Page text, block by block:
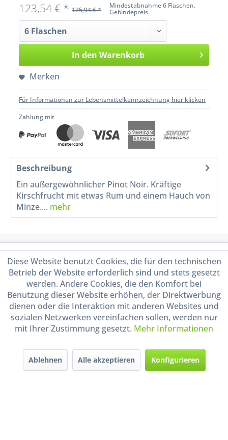
Mindestabnahme 6 Flaschen.
Gebindepreis
123,54 € * 125,94 € *
In den Warenkorb
Merken
Für Informationen zur Lebensmittelkennzeichnung hier klicken
Zahlung mit
Beschreibung
Ein außergewöhnlicher Pinot Noir. Kräftige
Kirschfrucht mit etwas Rum und einem Hauch von
Minze.... mehr
Shop Service
Informationen
Handel mit BIO-Weinen
durch DE-ÖKO-009
Diese Website benutzt Cookies, die für den technischen
Betrieb der Website erforderlich sind und stets gesetzt
werden. Andere Cookies, die den Komfort bei
Benutzung dieser Website erhöhen, der Direktwerbung
dienen oder die Interaktion mit anderen Websites und
sozialen Netzwerken vereinfachen sollen, werden nur
mit Ihrer Zustimmung gesetzt. Mehr Informationen
Ablehnen Alle akzeptieren Konfigurieren